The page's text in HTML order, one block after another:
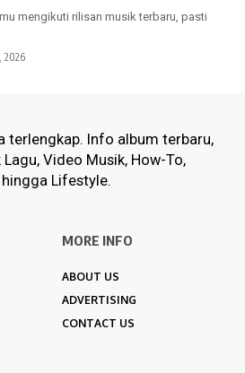
mengikuti rilisan musik terbaru, pasti
2026
terlengkap. Info album terbaru,
Video Musik, How-To,
Lifestyle.
MORE INFO
ABOUT US
ADVERTISING
CONTACT US